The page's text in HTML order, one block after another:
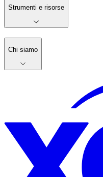
Strumenti e risorse
Chi siamo